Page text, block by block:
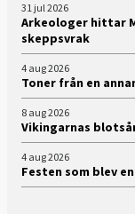
31 jul 2026
Arkeologer hittar
skeppsvrak
4 aug 2026
Toner från en
8 aug 2026
Vikingarnas
4 aug 2026
Festen som blev